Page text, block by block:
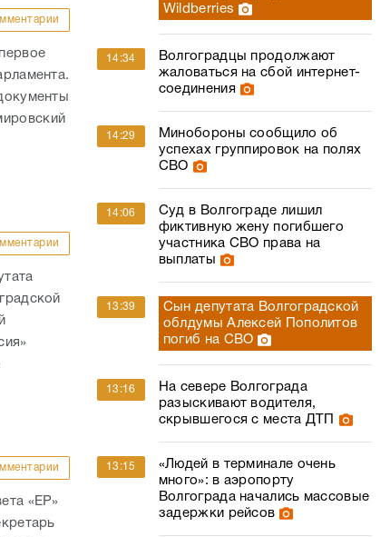
«ЕР»
Wildberries
14:34
Волгоградцы продолжают
жаловаться на сбой интернет-
соединения
14:29
Минобороны сообщило об
успехах группировок на полях
СВО
14:06
Суд в Волгограде лишил
фиктивную жену погибшего
участника СВО права на
выплаты
13:39
Сын депутата Волгоградской
облдумы Алексей Пополитов
погиб на СВО
13:16
На севере Волгограда
разыскивают водителя,
скрывшегося с места ДТП
13:15
«Людей в терминале очень
много»: в аэропорту
Волгограда начались массовые
задержки рейсов